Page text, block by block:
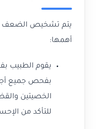
يتم تشخيص الضعف
أهمها:
يقوم الطبيب
بفحص جميع
الخصيتين
للتأكد من